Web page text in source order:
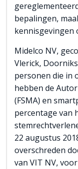
bepalingen,
kennisgevingen
Midelco NV,
Vlerick,
personen die in
hebben de
(FSMA) en
percentage van
22 augustus
overschreden
van VIT NV,